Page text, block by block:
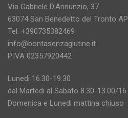
Via Gabriele D'Annunzio, 37
63074 San Benedetto del Tronto AP
Tel. +390735382469
info@bontasenzaglutine.it
P.IVA 02357920442
Lunedi 16.30-19.30
dal Martedi al Sabato 8.30-13.00/
Domenica e Lunedi mattina chiuso